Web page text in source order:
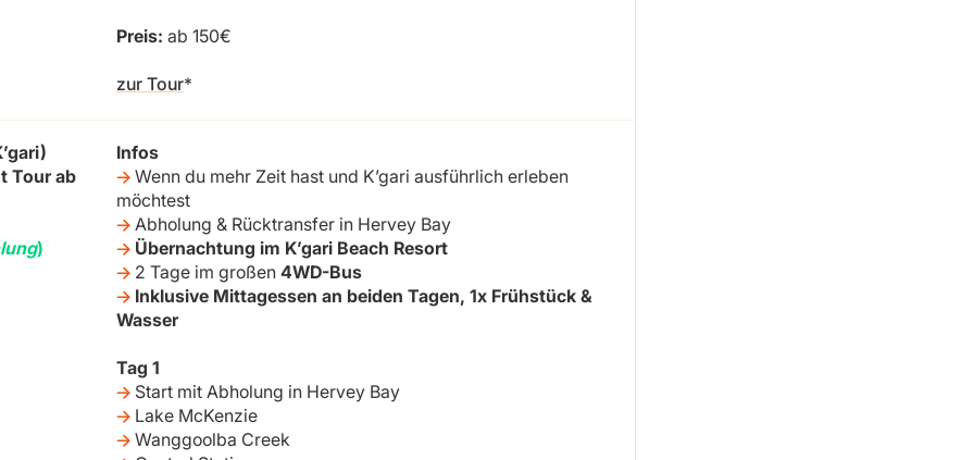
Preis: ab 150€
zur Tour
Tour ab
)
Infos
Wenn du mehr Zeit hast und K’gari ausführlich erleben
möchtest
⁣ Abholung & Rücktransfer in Hervey Bay
Übernachtung im K’gari Beach Resort
2 Tage im großen 4WD-Bus
Inklusive Mittagessen an beiden Tagen, 1x Frühstück &
Wasser
Tag 1
Start mit Abholung in Hervey Bay
Lake McKenzie
Wanggoolba Creek